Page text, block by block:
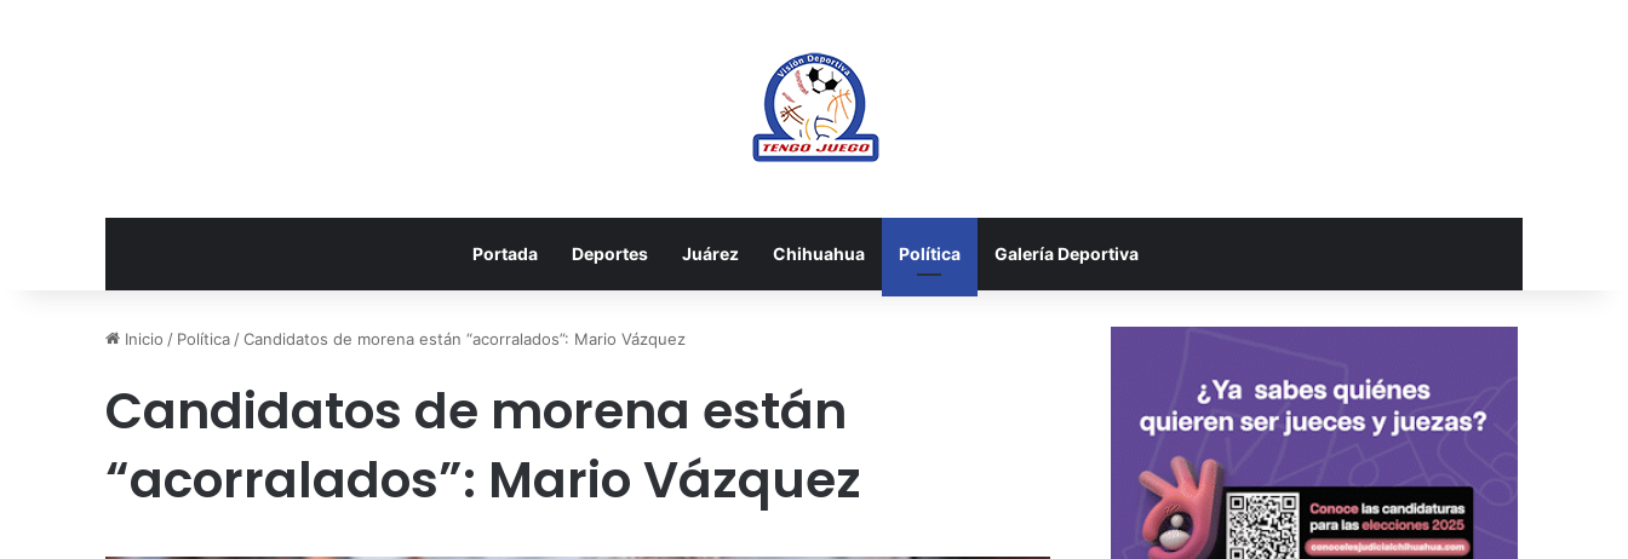
Portada Deportes Juárez Chihuahua Política Galería Deportiva
Inicio / Política /Candidatos de morena están “acorralados”: Mario Vázquez
Candidatos de morena están
“acorralados”: Mario Vázquez